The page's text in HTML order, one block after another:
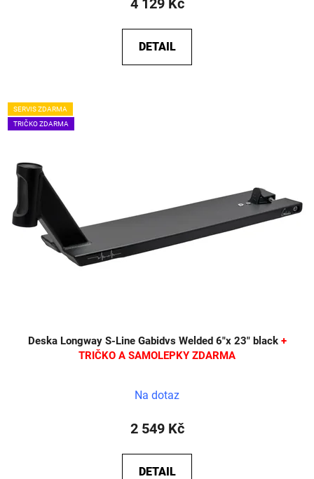
DETAIL
SERVIS ZDARMA
TRIČKO ZDARMA
Deska Longway S-Line Gabidvs Welded 6"x 23" black +
TRIČKO A SAMOLEPKY ZDARMA
Na dotaz
2 549 Kč
DETAIL